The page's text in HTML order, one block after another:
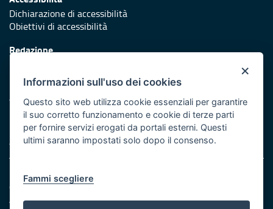
Dichiarazione di accessibilità
Obiettivi di accessibilità
Redazione
Protezione civile
Vai al sito di Protezione Civile Puglia
Iniziativa finanziata con risorse del POR Puglia 2014/2020 -
Asse XI
Note legali
Cookie e privacy
Amministrazione trasparente
×
Informazioni sull'uso dei cookies
Questo sito web utilizza cookie essenziali per garantire
il suo corretto funzionamento e cookie di terze parti
per fornire servizi erogati da portali esterni. Questi
ultimi saranno impostati solo dopo il consenso.
Fammi scegliere